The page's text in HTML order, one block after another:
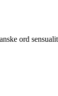
ord